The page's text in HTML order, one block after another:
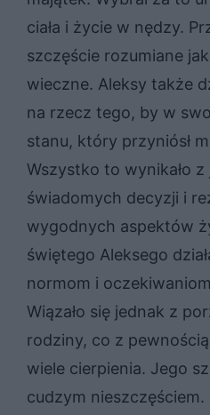
ciała i życie w nędzy.
szczęście rozumiane
wieczne. Aleksy także
na rzecz tego, by w
stanu, który przyniósł
Wszystko to wynikało z
świadomych decyzji i
wygodnych aspektów
świętego Aleksego
normom i
Wiązało się jednak z
rodziny, co z
wiele cierpienia. Jego
cudzym nieszczęściem.